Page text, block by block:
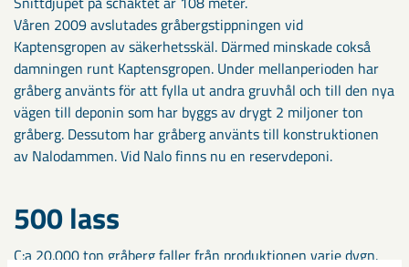
Våren 2009 avslutades gråbergstippningen vid
Kaptensgropen av säkerhetsskäl. Därmed minskade cokså
damningen runt Kaptensgropen. Under mellanperioden har
gråberg använts för att fylla ut andra gruvhål och till den nya
vägen till deponin som har byggs av drygt 2 miljoner ton
gråberg. Dessutom har gråberg använts till konstruktionen
av Nalodammen. Vid Nalo finns nu en reservdeponi.
500 lass
C:a 20.000 ton gråberg faller från produktionen varje dygn.